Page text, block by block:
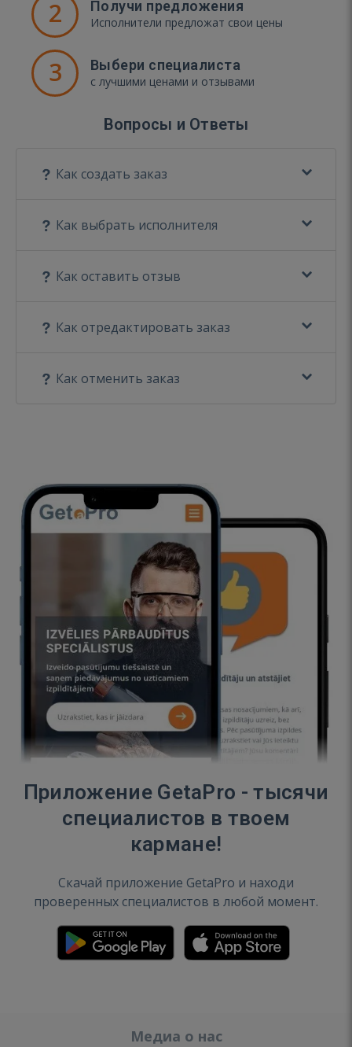
2 Получи предложения
Исполнители предложат свои цены
3 Выбери специалиста
с лучшими ценами и отзывами
Вопросы и Ответы
Как создать заказ
Как выбрать исполнителя
Как оставить отзыв
Как отредактировать заказ
Как отменить заказ
Приложение GetaPro - тысячи
специалистов в твоем
кармане!
Скачай приложение GetaPro и находи
проверенных специалистов в любой момент.
Медиа о нас